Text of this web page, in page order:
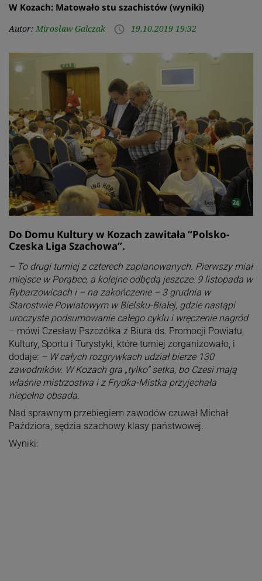
W Kozach: Matowało stu szachistów (wyniki)
Autor: Mirosław Galczak access_time 19.10.2019 19:32
Do Domu Kultury w Kozach zawitała “Polsko-
Czeska Liga Szachowa”.
– To drugi turniej z czterech zaplanowanych. Pierwszy miał
miejsce w Porąbce, a kolejne odbędą jeszcze: 9 listopada w
Rybarzowicach i – na zakończenie – 3 grudnia w
Starostwie Powiatowym w Bielsku-Białej, gdzie nastąpi
uroczyste podsumowanie całego cyklu i wręczenie nagród
– mówi Czesław Pszczółka z Biura ds. Promocji Powiatu,
Kultury, Sportu i Turystyki, które turniej zorganizowało, i
dodaje: – W całych rozgrywkach udział bierze 130
zawodników. W Kozach gra „tylko” setka, bo Czesi mają
właśnie mistrzostwa i z Frydka-Mistka przyjechała
niepełna obsada.
Nad sprawnym przebiegiem zawodów czuwał Michał
Paździora, sędzia szachowy klasy państwowej.
Wyniki: